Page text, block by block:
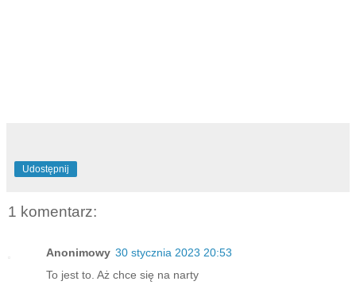
Udostępnij
1 komentarz:
Anonimowy 30 stycznia 2023 20:53
To jest to. Aż chce się na narty